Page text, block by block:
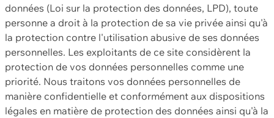
données (Loi sur la protection des données, LPD), toute
personne a droit à la protection de sa vie privée ainsi qu'à
la protection contre l'utilisation abusive de ses données
personnelles. Les exploitants de ce site considèrent la
protection de vos données personnelles comme une
priorité. Nous traitons vos données personnelles de
manière confidentielle et conformément aux dispositions
légales en matière de protection des données ainsi qu'à la